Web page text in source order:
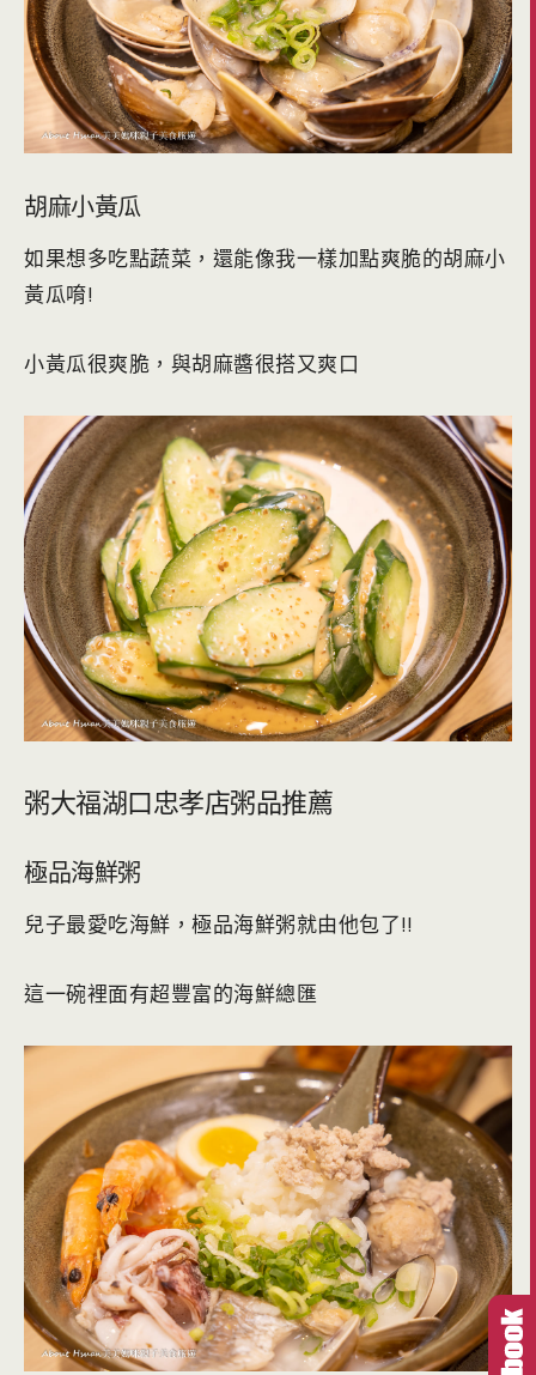
胡麻小黃瓜
如果想多吃點蔬菜，還能像我一樣加點爽脆的胡麻小
黃瓜唷!
小黃瓜很爽脆，與胡麻醬很搭又爽口
粥大福湖口忠孝店粥品推薦
極品海鮮粥
兒子最愛吃海鮮，極品海鮮粥就由他包了!!
這一碗裡面有超豐富的海鮮總匯